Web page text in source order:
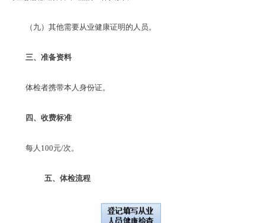
（九）其他需要从业健康证明的人员。
三、准备资料
体检者携带本人身份证。
四、收费标准
每人 100元/次。
五、体检流程